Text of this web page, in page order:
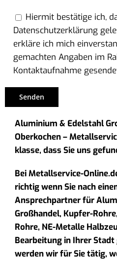
Hiermit bestätige ich,
Datenschutzerklärung
erkläre ich mich
gemachten Angaben im
Kontaktaufnahme
Aluminium & Edelstahl
Oberkochen –
klasse, dass Sie uns
Bei Metallservice-
richtig wenn Sie nach
Ansprechpartner für
Großhandel, Kupfer-
Rohre, NE-Metalle
Bearbeitung in Ihrer
werden wir für Sie tätig,